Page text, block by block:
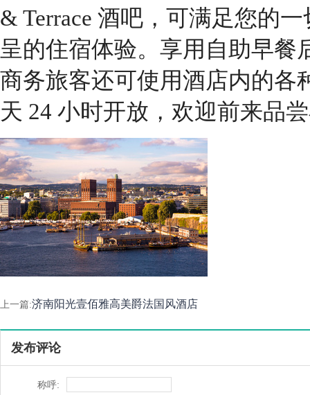
& Terrace 酒吧，可满足您的
呈的住宿体验。享用自助早餐
商务旅客还可使用酒店内的各
天 24 小时开放，欢迎前来品
上一篇:济南阳光壹佰雅高美爵法国风酒店
发布评论
称呼: